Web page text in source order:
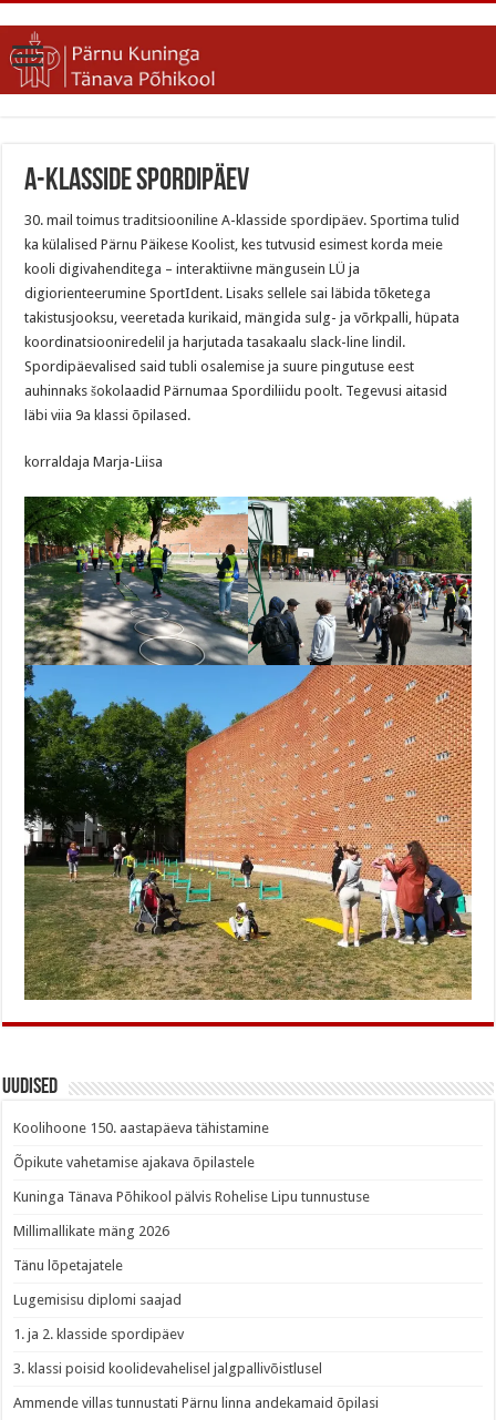
A-klasside spordipäev
30. mail toimus traditsiooniline A-klasside spordipäev. Sportima tulid
ka külalised Pärnu Päikese Koolist, kes tutvusid esimest korda meie
kooli digivahenditega – interaktiivne mängusein LÜ ja
digiorienteerumine SportIdent. Lisaks sellele sai läbida tõketega
takistusjooksu, veeretada kurikaid, mängida sulg- ja võrkpalli, hüpata
koordinatsiooniredelil ja harjutada tasakaalu slack-line lindil.
Spordipäevalised said tubli osalemise ja suure pingutuse eest
auhinnaks šokolaadid Pärnumaa Spordiliidu poolt. Tegevusi aitasid
läbi viia 9a klassi õpilased.
korraldaja Marja-Liisa
Uudised
Koolihoone 150. aastapäeva tähistamine
Õpikute vahetamise ajakava õpilastele
Kuninga Tänava Põhikool pälvis Rohelise Lipu tunnustuse
Millimallikate mäng 2026
Tänu lõpetajatele
Lugemisisu diplomi saajad
1. ja 2. klasside spordipäev
3. klassi poisid koolidevahelisel jalgpallivõistlusel
Ammende villas tunnustati Pärnu linna andekamaid õpilasi